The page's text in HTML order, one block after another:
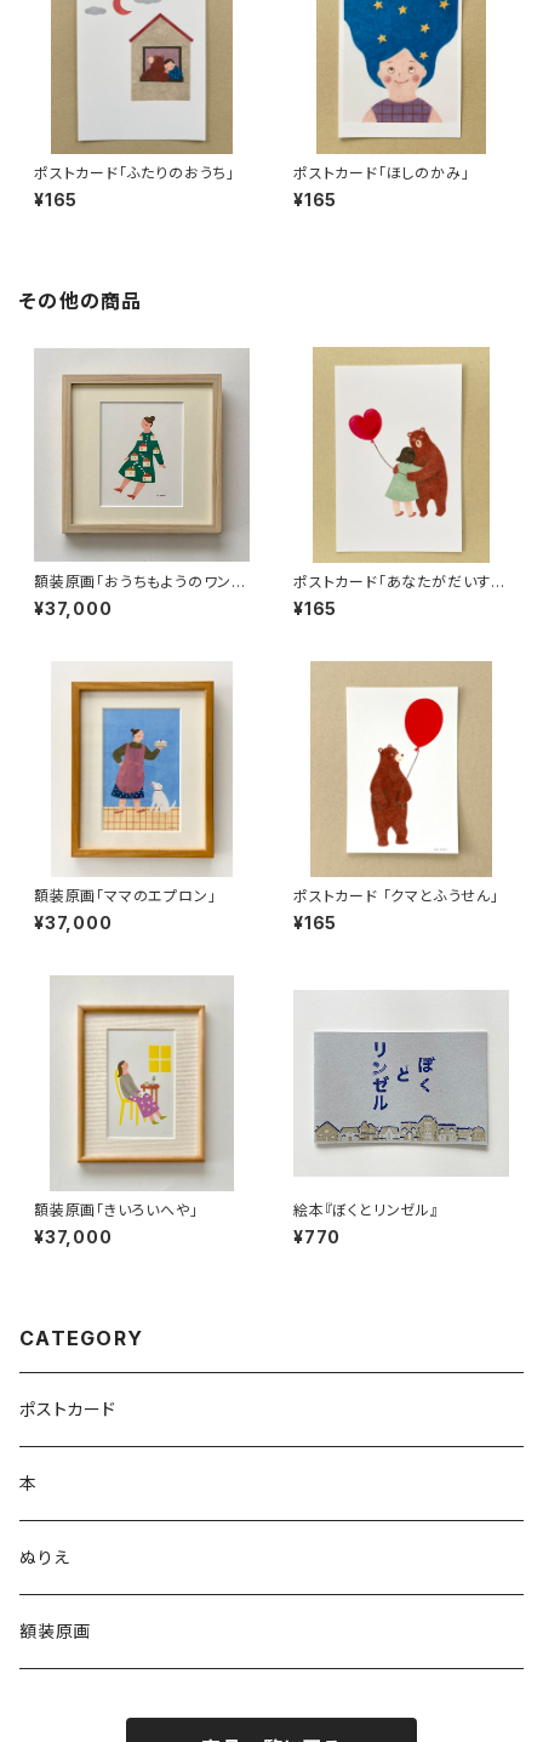
ポストカード「ふたりのおうち」
¥165
ポストカード「ほしのかみ」
¥165
その他の商品
額装原画「おうちもようのワンピ
ース」
¥37,000
ポストカード「あなたがだいす
き」
¥165
額装原画「ママのエプロン」
¥37,000
ポストカード 「クマとふうせん」
¥165
額装原画「きいろいへや」
¥37,000
絵本『ぼくとリンゼル』
¥770
CATEGORY
ポストカード
本
ぬりえ
額装原画